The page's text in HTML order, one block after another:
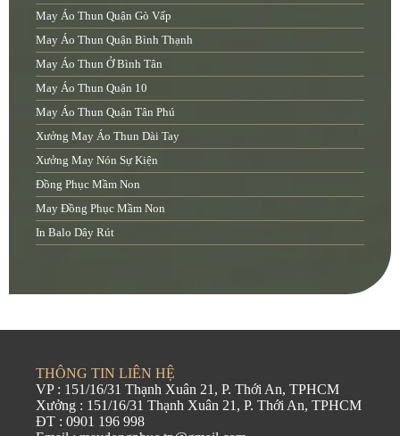
May Áo Thun Quận Gò Vấp
May Áo Thun Quận Bình Thạnh
May Áo Thun Ở Bình Tân
May Áo Thun Quận 10
May Áo Thun Quận Tân Phú
Xưởng May Áo Thun Dài Tay
Xưởng May Nón Sự Kiện
Đồng Phục Mầm Non
May Đồng Phục Mầm Non
In Balo Dây Rút
THÔNG TIN LIÊN HỆ
VP : 151/16/31 Thạnh Xuân 21, P. Thới An, TPHCM
Xưởng : 151/16/31 Thạnh Xuân 21, P. Thới An, TPHCM
ĐT : 0901 196 998